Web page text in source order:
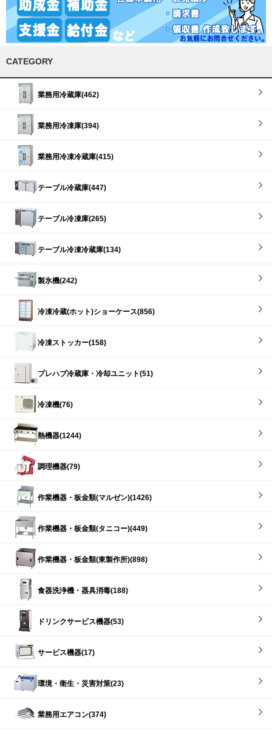
CATEGORY
業務用冷蔵庫(462)
業務用冷凍庫(394)
業務用冷凍冷蔵庫(415)
テーブル冷蔵庫(447)
テーブル冷凍庫(265)
テーブル冷凍冷蔵庫(134)
製氷機(242)
冷凍冷蔵(ホット)ショーケース(856)
冷凍ストッカー(158)
プレハブ冷蔵庫・冷却ユニット(51)
冷凍機(76)
熱機器(1244)
調理機器(79)
作業機器・板金類(マルゼン)(1426)
作業機器・板金類(タニコー)(449)
作業機器・板金類(東製作所)(898)
食器洗浄機・器具消毒(188)
ドリンクサービス機器(53)
サービス機器(17)
環境・衛生・災害対策(23)
業務用エアコン(374)